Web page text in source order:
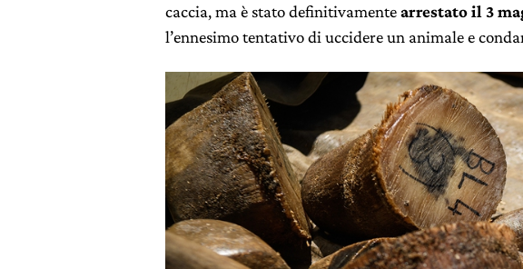
caccia, ma è stato definitivamentearrestato il 3
l’ennesimo tentativo di uccidere un animale e